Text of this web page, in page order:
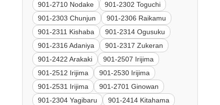
901-2710 Nodake
901-2302 Toguchi
901-2303 Chunjun
901-2306 Raikamu
901-2311 Kishaba
901-2314 Ogusuku
901-2316 Adaniya
901-2317 Zukeran
901-2422 Arakaki
901-2507 Irijima
901-2512 Irijima
901-2530 Irijima
901-2531 Irijima
901-2701 Ginowan
901-2304 Yagibaru
901-2414 Kitahama